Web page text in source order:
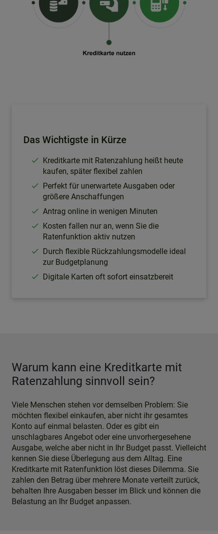
Das Wichtigste in Kürze
Kreditkarte mit Ratenzahlung heißt heute
kaufen, später flexibel zahlen
Perfekt für unerwartete Ausgaben oder
größere Anschaffungen
Antrag online in wenigen Minuten
Kosten fallen nur an, wenn Sie die
Ratenfunktion aktiv nutzen
Durch flexible Rückzahlungsmodelle ideal
zur Budgetplanung
Digitale Karten oft sofort einsatzbereit
Warum kann eine Kreditkarte mit
Ratenzahlung sinnvoll sein?
Viele Menschen stehen vor demselben Problem: Sie
möchten flexibel einkaufen, aber nicht ihr gesamtes
Konto auf einmal belasten. Oder es gibt ein
unschlagbares Angebot oder eine unvorhergesehene
Ausgabe, welche aber nicht in Ihr Budget passt. Vielleicht
kennen Sie diese Überlegung aus dem Alltag. Eine
Kreditkarte mit Ratenfunktion löst dieses Dilemma. Sie
zahlen den Betrag über mehrere Monate verteilt zurück,
behalten Ihre Ausgaben besser im Blick und können die
Belastung an Ihr Budget anpassen.